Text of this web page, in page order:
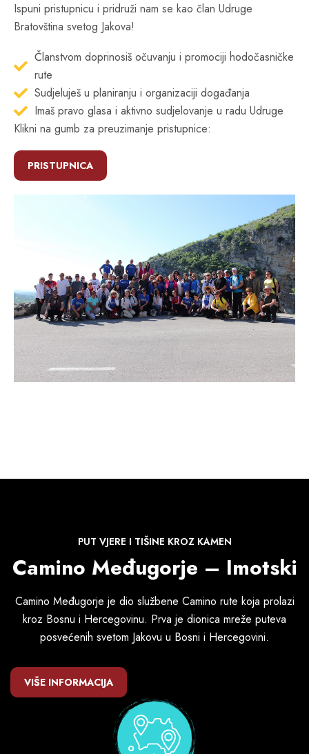
Ispuni pristupnicu i pridruži nam se kao član Udruge
Bratovština svetog Jakova!
Članstvom doprinosiš očuvanju i promociji hodočasničke
rute
Sudjeluješ u planiranju i organizaciji događanja
Imaš pravo glasa i aktivno sudjelovanje u radu Udruge
Klikni na gumb za preuzimanje pristupnice:
PRISTUPNICA
PUT VJERE I TIŠINE KROZ KAMEN
Camino Međugorje – Imotski
Camino Međugorje je dio službene Camino rute koja prolazi
kroz Bosnu i Hercegovinu. Prva je dionica mreže puteva
posvećenih svetom Jakovu u Bosni i Hercegovini.
VIŠE INFORMACIJA